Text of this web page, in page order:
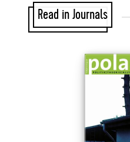
Read in Journals